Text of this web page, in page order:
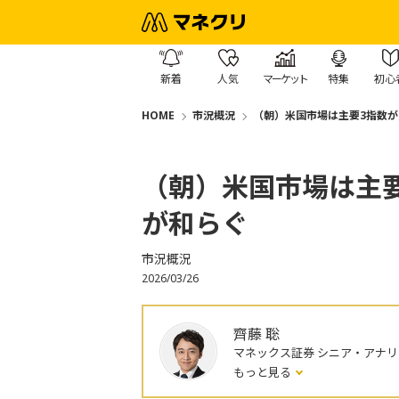
新着 人気 マーケット 特集 初心
HOME 市況概況 （朝）米国市場は主要3指
（朝）米国市場は
が和らぐ
市況概況
2026/03/26
齊藤 聡
マネックス証券 シニア・アナ
もっと見る